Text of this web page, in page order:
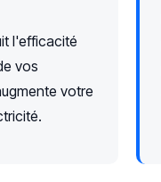
l'efficacité
vos
votre